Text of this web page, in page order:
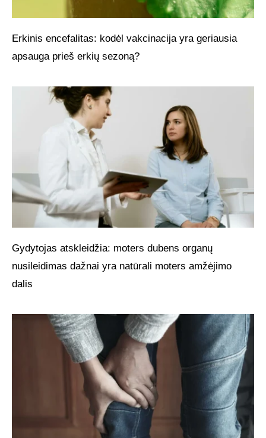
Erkinis encefalitas: kodėl vakcinacija yra geriausia
apsauga prieš erkių sezoną?
Gydytojas atskleidžia: moters dubens organų
nusileidimas dažnai yra natūrali moters amžėjimo
dalis